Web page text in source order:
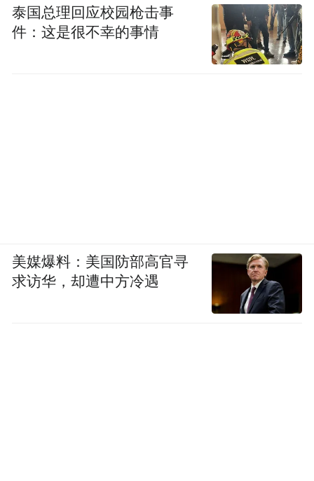
泰国总理回应校园枪击事
件：这是很不幸的事情
美媒爆料：美国防部高官寻
求访华，却遭中方冷遇